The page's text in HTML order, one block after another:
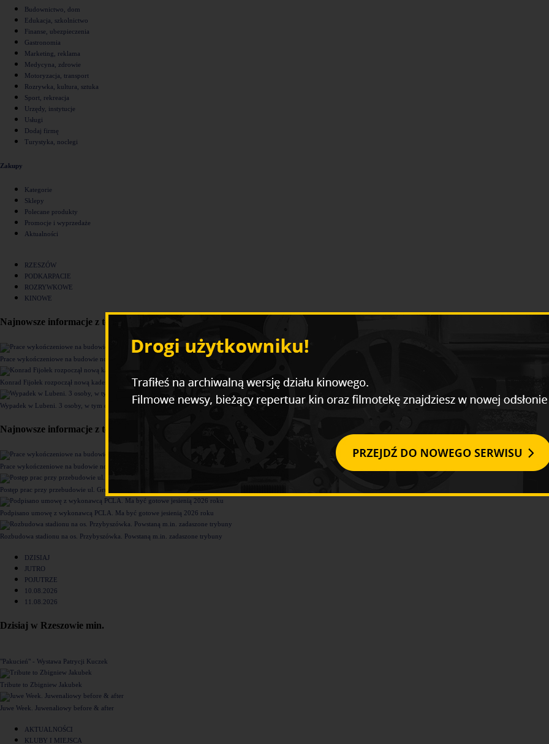
Budownictwo, dom
Edukacja, szkolnictwo
Finanse, ubezpieczenia
Gastronomia
Marketing, reklama
Medycyna, zdrowie
Motoryzacja, transport
Rozrywka, kultura, sztuka
Sport, rekreacja
Urzędy, instytucje
Usługi
Dodaj firmę
Turystyka, noclegi
Zakupy
Kategorie
Sklepy
Polecane produkty
Promocje i wyprzedaże
Aktualności
RZESZÓW
PODKARPACIE
ROZRYWKOWE
KINOWE
Najnowsze informacje z tego działu
Prace wykończeniowe na budowie nowego komisariatu Policji w Rzeszowie [ZDJĘCIA]
Konrad Fijołek rozpoczął nową kadencję. "Chcę rozwijać 4 filary funkcjonowania miasta"
Wypadek w Lubeni. 3 osoby, w tym dziecko trafiły do szpitala
Najnowsze informacje z tego działu
Prace wykończeniowe na budowie nowego komisariatu Policji w Rzeszowie [ZDJĘCIA]
Postęp prac przy przebudowie ul. Grunwaldzkiej [ZDJĘCIA]
Podpisano umowę z wykonawcą PCLA. Ma być gotowe jesienią 2026 roku
Rozbudowa stadionu na os. Przybyszówka. Powstaną m.in. zadaszone trybuny
DZISIAJ
JUTRO
POJUTRZE
10.08.2026
11.08.2026
Dzisiaj w Rzeszowie min.
"Pakucień" - Wystawa Patrycji Kuczek
Tribute to Zbigniew Jakubek
Juwe Week. Juwenaliowy before & after
AKTUALNOŚCI
KLUBY I MIEJSCA